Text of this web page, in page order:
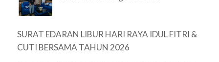
SURAT EDARAN LIBUR HARI RAYA IDUL FITRI &
CUTI BERSAMA TAHUN 2026